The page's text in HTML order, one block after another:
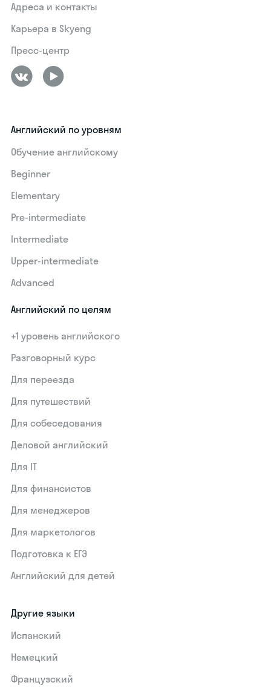
Адреса и контакты
Карьера в Skyeng
Пресс-центр
Английский по уровням
Обучение английскому
Beginner
Elementary
Pre-intermediate
Intermediate
Upper-intermediate
Advanced
Английский по целям
+1 уровень английского
Разговорный курс
Для переезда
Для путешествий
Для собеседования
Деловой английский
Для IT
Для финансистов
Для менеджеров
Для маркетологов
Подготовка к ЕГЭ
Английский для детей
Другие языки
Испанский
Немецкий
Французский